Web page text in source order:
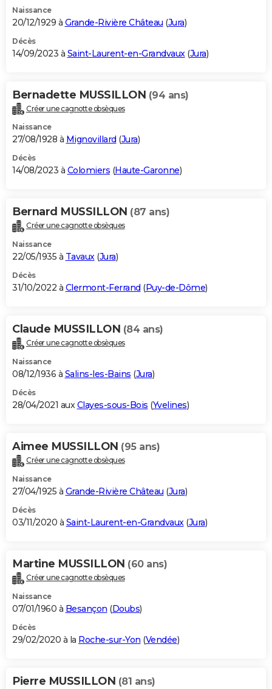
Naissance
20/12/1929 à Grande-Rivière Château (Jura)
Décès
14/09/2023 à Saint-Laurent-en-Grandvaux (Jura)
Bernadette MUSSILLON (94 ans)
Créer une cagnotte obsèques
Naissance
27/08/1928 à Mignovillard (Jura)
Décès
14/08/2023 à Colomiers (Haute-Garonne)
Bernard MUSSILLON (87 ans)
Créer une cagnotte obsèques
Naissance
22/05/1935 à Tavaux(Jura)
Décès
31/10/2022 à Clermont-Ferrand (Puy-de-Dôme)
Claude MUSSILLON (84 ans)
Créer une cagnotte obsèques
Naissance
08/12/1936 à Salins-les-Bains (Jura)
Décès
28/04/2021 auxClayes-sous-Bois (Yvelines)
Aimee MUSSILLON (95 ans)
Créer une cagnotte obsèques
Naissance
27/04/1925 à Grande-Rivière Château (Jura)
Décès
03/11/2020 à Saint-Laurent-en-Grandvaux(Jura)
Martine MUSSILLON (60 ans)
Créer une cagnotte obsèques
Naissance
07/01/1960 à Besançon (Doubs)
Décès
29/02/2020 à la Roche-sur-Yon (Vendée)
Pierre MUSSILLON (81 ans)